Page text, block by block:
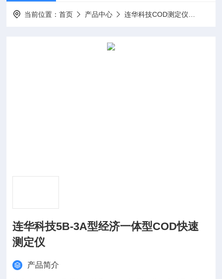
当前位置：首页 产品中心 连华科技COD测定仪
连华科技5B-3A型经济一体型COD快速
测定仪
产品简介